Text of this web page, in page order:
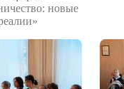
новые